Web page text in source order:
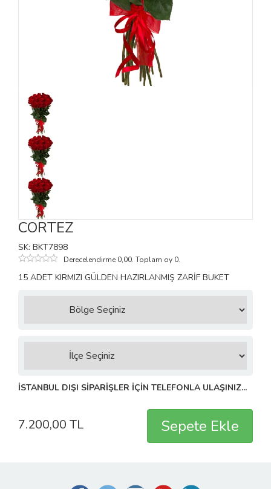
CORTEZ
SK: BKT7898
Derecelendirme 0,00. Toplam oy 0.
15 ADET KIRMIZI GÜLDEN HAZIRLANMIŞ ZARİF BUKET
İSTANBUL DIŞI SİPARİŞLER İÇİN TELEFONLA ULAŞINIZ...
7.200,00 TL